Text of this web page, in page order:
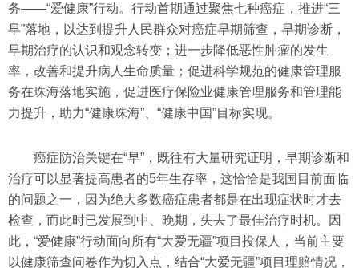
务——“爱健康”行动。行动首期通过聚焦七种癌症，推进“三
早”落地，以达到提升人民群众对癌症早期筛查，早期诊断，
早期治疗的认识和观念转变；进一步降低恶性肿瘤的发生
率，改善和提升病人生命质量；促进科学规范的健康管理服
务在珠海落地实施，促进医疗保险业健康管理服务和管理能
力提升，助力“健康珠海”、“健康中国”目标实现。
癌症防治关键在“早”，既往有大量研究证明，早期诊断和
治疗可以显著提高患者的5年生存率，这恰恰是我国目前面临
的问题之一，因为绝大多数癌症患者都是在出现症状时才去
检查，而此时已发展到中、晚期，失去了最佳治疗时机。因
此，“爱健康”行动面向所有“大爱无疆”项目投保人，当前主要
以健康筛查问卷作为切入点，结合“大爱无疆”项目理赔情况，